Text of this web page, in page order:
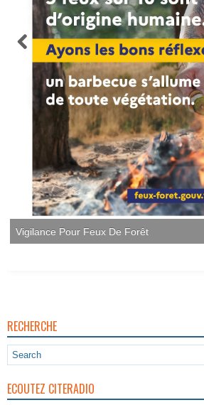
Vigilance Pour Feux De Forêt
RECHERCHE
ECOUTEZ CITERADIO